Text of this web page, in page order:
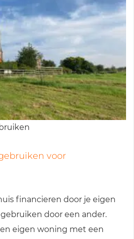
voor
financieren door je eigen
door een ander.
eigen woning met een